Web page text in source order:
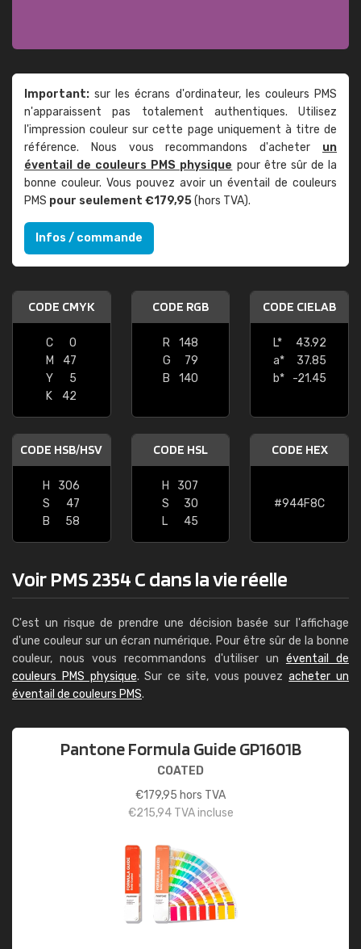
Important: sur les écrans d'ordinateur, les couleurs PMS
n'apparaissent pas totalement authentiques. Utilisez
l'impression couleur sur cette page uniquement à titre de
référence. Nous vous recommandons d'acheter un
éventail de couleurs PMS physique pour être sûr de la
bonne couleur. Vous pouvez avoir un éventail de couleurs
PMS pour seulement €179,95(hors TVA).
Infos / commande
CODE CMYK
C
0
M
47
Y
5
K
42
CODE RGB
R
148
G
79
B
140
CODE CIELAB
L*
43.92
a*
37.85
b*
-21.45
CODE HSB/HSV
H
306
S
47
B
58
CODE HSL
H
307
S
30
L
45
CODE HEX
#944F8C
Voir PMS 2354 C dans la vie réelle
C'est un risque de prendre une décision basée sur l'affichage
d'une couleur sur un écran numérique. Pour être sûr de la bonne
couleur, nous vous recommandons d'utiliser un éventail de
couleurs PMS physique. Sur ce site, vous pouvezacheter un
éventail de couleurs PMS.
Pantone Formula Guide GP1601B
COATED
€179,95 hors TVA
€215,94TVA incluse